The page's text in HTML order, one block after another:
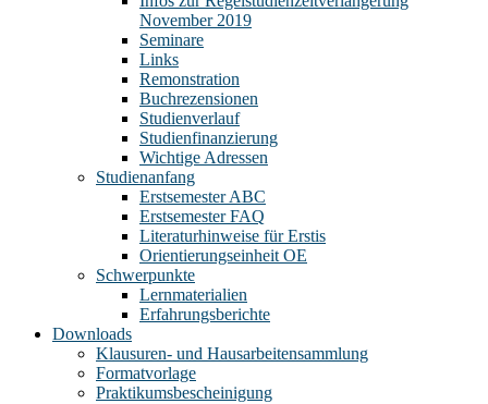
November 2019
Seminare
Links
Remonstration
Buchrezensionen
Studienverlauf
Studienfinanzierung
Wichtige Adressen
Studienanfang
Erstsemester ABC
Erstsemester FAQ
Literaturhinweise für Erstis
Orientierungseinheit OE
Schwerpunkte
Lernmaterialien
Erfahrungsberichte
Downloads
Klausuren- und Hausarbeitensammlung
Formatvorlage
Praktikumsbescheinigung